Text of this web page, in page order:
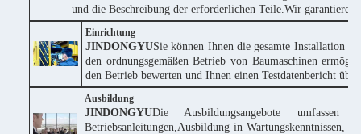
und die Beschreibung der erforderlichen Teile.Wir
Einrichtung
JINDONGYUSie können Ihnen die gesamte Installation
den ordnungsgemäßen Betrieb von Baumaschinen
den Betrieb bewerten und Ihnen einen Testdatenbericht
Ausbildung
JINDONGYUDie Ausbildungsangebote
Betriebsanleitungen,Ausbildung in Wartungskenntnissen,